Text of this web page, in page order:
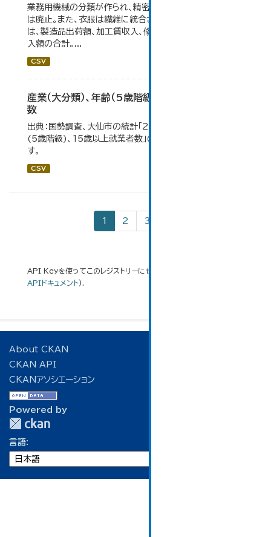
業務用機械の分類が作られ、精密機械、一般用機械の分類
は廃止。また、衣服は繊維に統合された。 製造品出荷額等
は、製造品出荷額、加工賃収入、修理料収入額、その他の収
入額の合計。...
CSV
産業（大分類）、年齢（5歳階級）、15歳以上就業者
数
出典：国勢調査、大仙市の統計「2-7 産業(大分類)、年齢
(5歳階級)、15歳以上就業者数」のデータを参照していま
す。
CSV
1 2 3
API Keyを使ってこのレジストリーにもアクセス可能です
APIドキュメント).
About CKAN
CKAN API
CKANアソシエーション
Powered by
言語